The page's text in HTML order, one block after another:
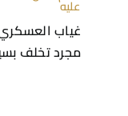
عليه
غياب
مجرد تخلف